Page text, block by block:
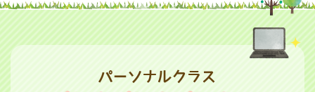
パーソナルクラス